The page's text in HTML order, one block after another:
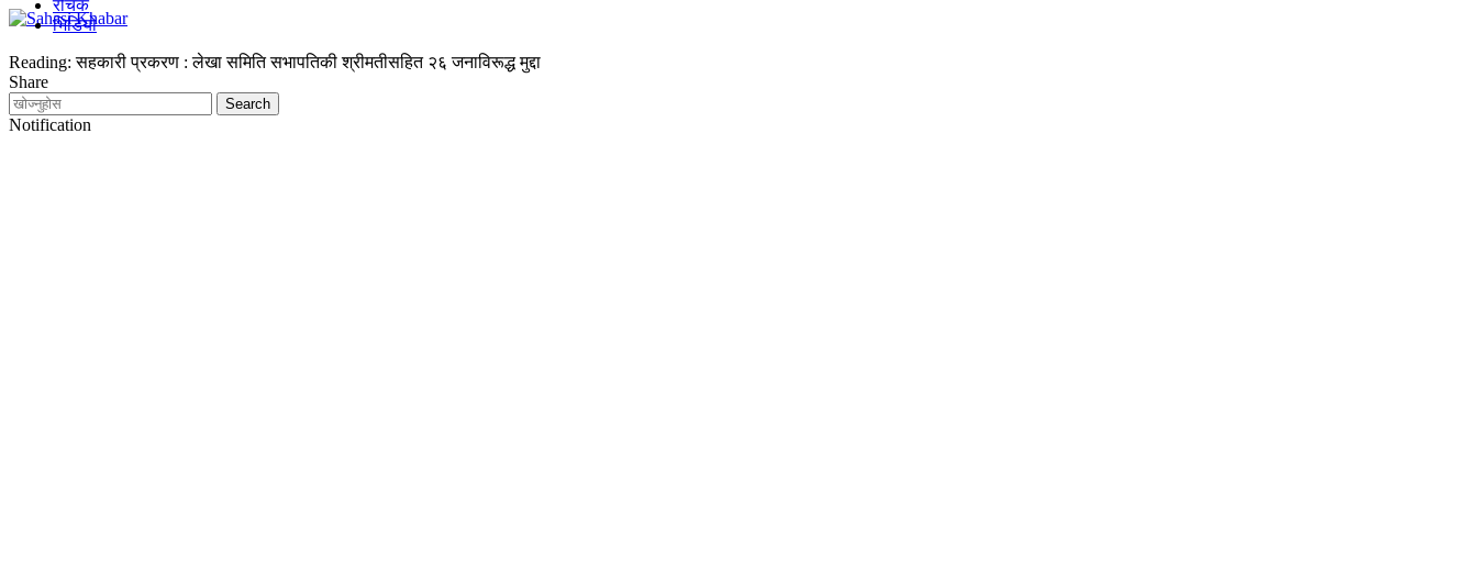
रोचक
भिडियो
Reading: सहकारी प्रकरण : लेखा समिति सभापतिकी श्रीमतीसहित २६ जनाविरूद्ध मुद्दा
Share
Notification